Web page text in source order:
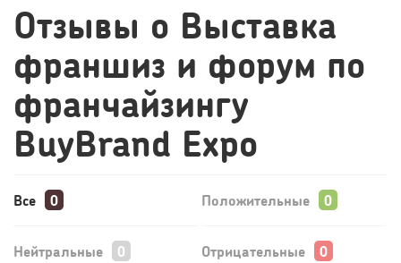
Отзывы о Выставка
франшиз и форум по
франчайзингу
BuyBrand Expo
Все Положительные
Нейтральные Отрицательные